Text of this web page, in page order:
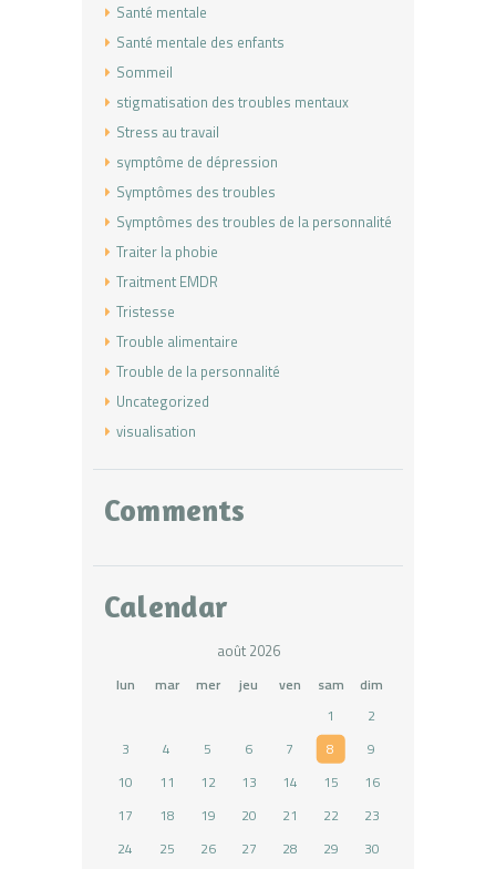
Santé mentale
Santé mentale des enfants
Sommeil
stigmatisation des troubles mentaux
Stress au travail
symptôme de dépression
Symptômes des troubles
Symptômes des troubles de la personnalité
Traiter la phobie
Traitment EMDR
Tristesse
Trouble alimentaire
Trouble de la personnalité
Uncategorized
visualisation
Comments
Calendar
août 2026
lun mar mer jeu ven sam
dim
1
2
3
4 5 6 7 8
9
10
11 12 13 14 15
16
17
18 19 20 21 22
23
24
25 26 27 28 29
30